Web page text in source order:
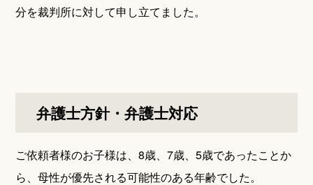
分を裁判所に対して申し立てました。
弁護士方針・弁護士対応
ご依頼者様のお子様は、8歳、7歳、5歳であったことか
ら、母性が優先される可能性のある年齢でした。